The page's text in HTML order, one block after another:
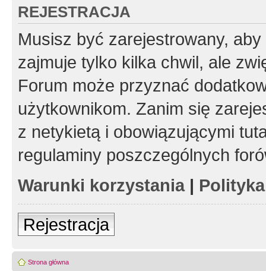
REJESTRACJA
Musisz być zarejestrowany,
zajmuje tylko kilka chwil, ale
Forum może przyznać
użytkownikom. Zanim się
z netykietą i obowiązującymi
regulaminy poszczególnych
Warunki korzystania|
Rejestracja
Strona główna